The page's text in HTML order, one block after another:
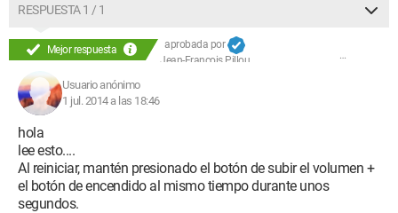
RESPUESTA 1 / 1
Mejor respuesta
aprobada por
Jean-François Pillou
Usuario anónimo
1 jul. 2014 a las 18:46
hola
lee esto....
Al reiniciar, mantén presionado el botón de subir el volumen +
el botón de encendido al mismo tiempo durante unos
segundos.